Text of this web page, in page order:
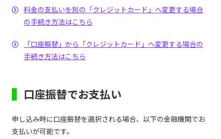
料金の支払いを別の「クレジットカード」へ変更する場合
の手続き方法はこちら
「口座振替」から「クレジットカード」へ変更する場合の
手続き方法はこちら
口座振替でお支払い
申し込み時に口座振替を選択される場合、以下の金融機関でお
支払いが可能です。